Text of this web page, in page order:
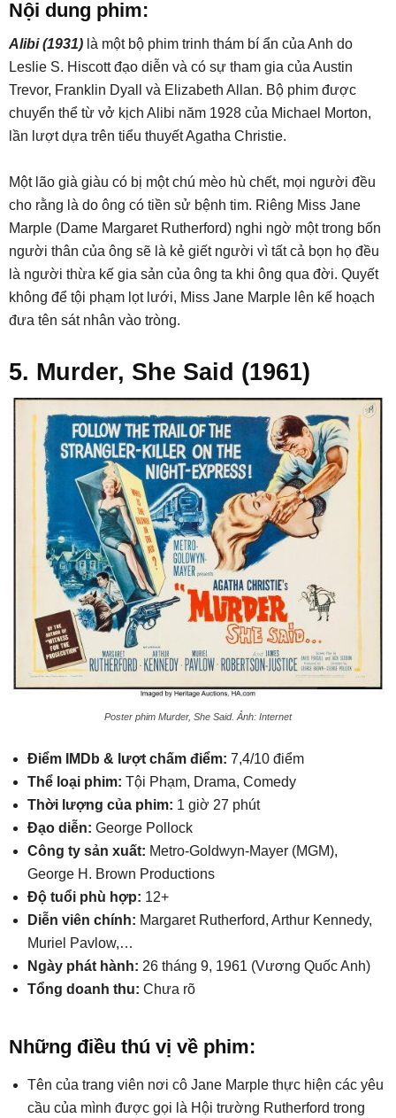
Nội dung phim:
Alibi (1931) là một bộ phim trinh thám bí ẩn của Anh do
Leslie S. Hiscott đạo diễn và có sự tham gia của Austin
Trevor, Franklin Dyall và Elizabeth Allan. Bộ phim được
chuyển thể từ vở kịch Alibi năm 1928 của Michael Morton,
lần lượt dựa trên tiểu thuyết Agatha Christie.
Một lão già giàu có bị một chú mèo hù chết, mọi người đều
cho rằng là do ông có tiền sử bệnh tim. Riêng Miss Jane
Marple (Dame Margaret Rutherford) nghi ngờ một trong bốn
người thân của ông sẽ là kẻ giết người vì tất cả bọn họ đều
là người thừa kế gia sản của ông ta khi ông qua đời. Quyết
không để tội phạm lọt lưới, Miss Jane Marple lên kế hoạch
đưa tên sát nhân vào tròng.
5. Murder, She Said (1961)
Poster phim Murder, She Said. Ảnh: Internet
Điểm IMDb & lượt chấm điểm: 7,4/10 điểm
Thể loại phim: Tội Phạm, Drama, Comedy
Thời lượng của phim: 1 giờ 27 phút
Đạo diễn: George Pollock
Công ty sản xuất: Metro-Goldwyn-Mayer (MGM),
George H. Brown Productions
Độ tuổi phù hợp: 12+
Diễn viên chính: Margaret Rutherford, Arthur Kennedy,
Muriel Pavlow,…
Ngày phát hành: 26 tháng 9, 1961 (Vương Quốc Anh)
Tổng doanh thu: Chưa rõ
Những điều thú vị về phim:
Tên của trang viên nơi cô Jane Marple thực hiện các yêu
cầu của mình được gọi là Hội trường Rutherford trong